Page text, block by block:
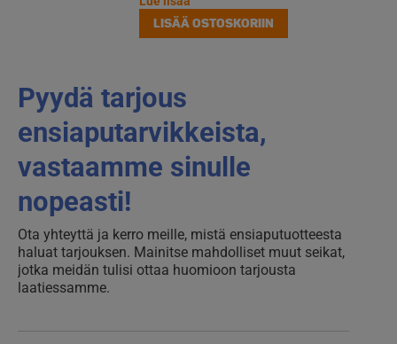
LISÄÄ OSTOSKORIIN
Pyydä tarjous
ensiaputarvikkeista,
vastaamme sinulle
nopeasti!
Ota yhteyttä ja kerro meille, mistä ensiaputuotteesta
haluat tarjouksen. Mainitse mahdolliset muut seikat,
jotka meidän tulisi ottaa huomioon tarjousta
laatiessamme.